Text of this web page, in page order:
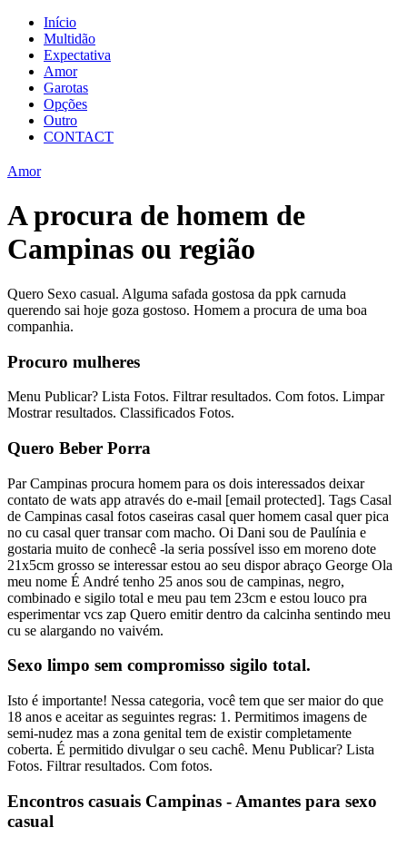
Início
Multidão
Expectativa
Amor
Garotas
Opções
Outro
CONTACT
Amor
A procura de homem de
Campinas ou região
Quero Sexo casual. Alguma safada gostosa da ppk carnuda
querendo sai hoje goza gostoso. Homem a procura de uma boa
companhia.
Procuro mulheres
Menu Publicar? Lista Fotos. Filtrar resultados. Com fotos. Limpar
Mostrar resultados. Classificados Fotos.
Quero Beber Porra
Par Campinas procura homem para os dois interessados deixar
contato de wats app através do e-mail [email protected]. Tags Casal
de Campinas casal fotos caseiras casal quer homem casal quer pica
no cu casal quer transar com macho. Oi Dani sou de Paulínia e
gostaria muito de conhecê -la seria possível isso em moreno dote
21x5cm grosso se interessar estou ao seu dispor abraço George Ola
meu nome É André tenho 25 anos sou de campinas, negro,
combinado e sigilo total e meu pau tem 23cm e estou louco pra
esperimentar vcs zap Quero emitir dentro da calcinha sentindo meu
cu se alargando no vaivém.
Sexo limpo sem compromisso sigilo total.
Isto é importante! Nessa categoria, você tem que ser maior do que
18 anos e aceitar as seguintes regras: 1. Permitimos imagens de
semi-nudez mas a zona genital tem de existir completamente
coberta. É permitido divulgar o seu cachê. Menu Publicar? Lista
Fotos. Filtrar resultados. Com fotos.
Encontros casuais Campinas - Amantes para sexo
casual